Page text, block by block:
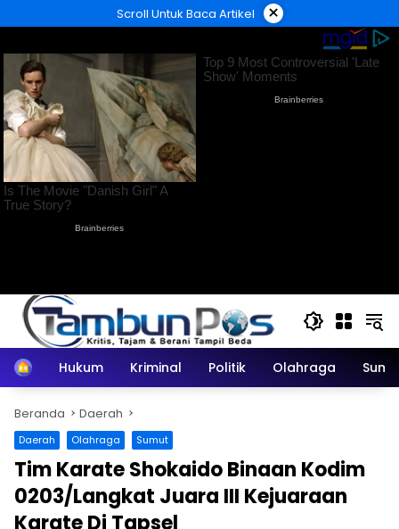
ke
Scroll Untuk Baca Artikel ×
HomeHukum Kriminal Politik Olahraga
Beranda Daerah
Daerah Olahraga Sumut
Tim Karate Shokaido Binaan Kodim
0203/Langkat Juara III Kejuaraan
Karate Di Tapsel